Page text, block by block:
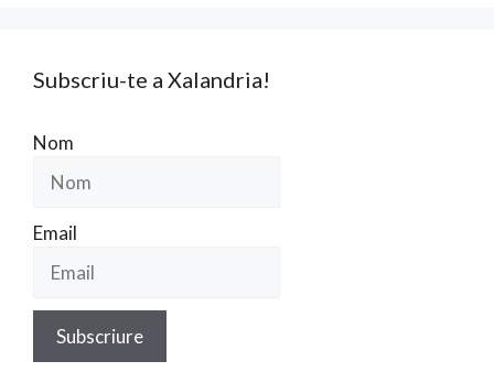
Subscriu-te a Xalandria!
Nom
Email